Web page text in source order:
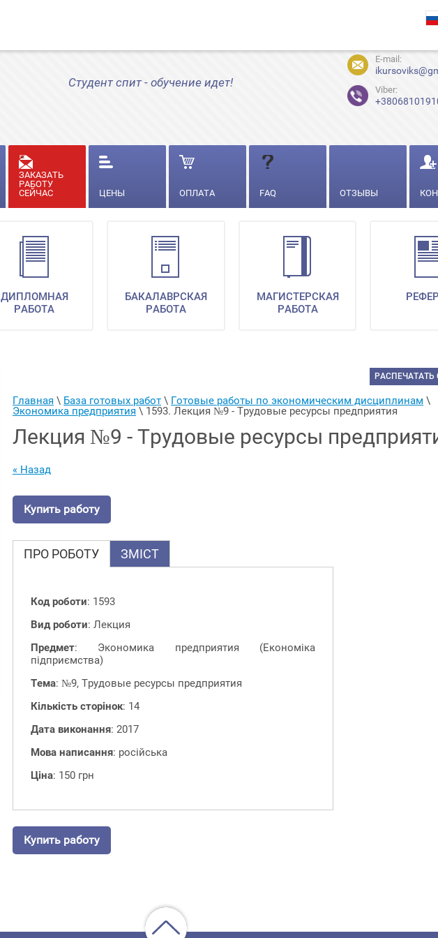
Студент спит - обучение идет!
E-mail:
Viber:
ЗАКАЗАТЬ
РАБОТУ
СЕЙЧАС
ЦЕНЫ ОПЛАТА FAQ ОТЗЫВЫ
ДИПЛОМНАЯ
РАБОТА
БАКАЛАВРСКАЯ
РАБОТА
МАГИСТЕРСКАЯ
РАБОТА
РАСПЕЧАТАТЬ
Главная \ База готовых работ \ Готовые работы по экономическим дисциплинам
Экономика предприятия \ 1593. Лекция №9 - Трудовые ресурсы предприятия
Лекция №9 - Трудовые ресурсы
« Назад
Купить работу
ПРО РОБОТУ ЗМІСТ
Код роботи: 1593
Вид роботи: Лекция
Предмет: Экономика предприятия (Економіка
підприємства)
Тема: №9, Трудовые ресурсы предприятия
Кількість сторінок: 14
Дата виконання: 2017
Мова написання: російська
Ціна: 150 грн
Купить работу